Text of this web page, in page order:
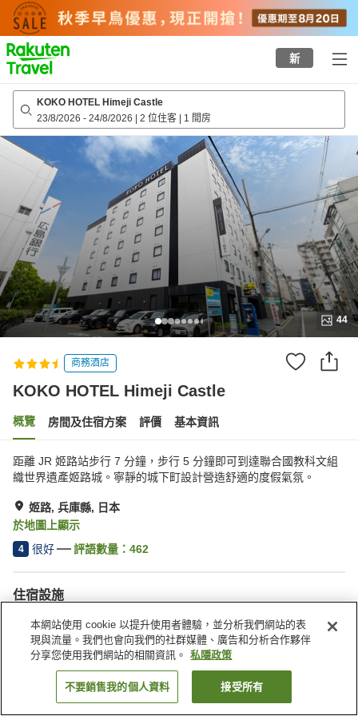
to
top
page
新
KOKO HOTEL Himeji Castle
23/8/2026 - 24/8/2026 | 2 位住客 | 1 間房
44
商務酒店
KOKO HOTEL Himeji Castle
概覽 房間及住宿方案 評價 基本資訊
距離 JR 姬路站步行 7 分鐘，步行 5 分鐘即可到達聯合國教科文組
織世界遺產姬路城。寧靜的城下町設計營造舒適的度假氣氛。
姬路, 兵庫縣, 日本
於地圖上顯示
4 很好 評語數量： 462
住宿設施
Wi-Fi
停車場
水療/美容院
自動販賣機
找客房
本網站使用 cookie 以提升使用者體驗，並分析我們網站的表
現與流量。我們也會向我們的社群媒體、廣告和分析合作夥伴
分享您使用我們網站的相關資訊。
私隱政策
不要銷售我的個人資料 接受所有